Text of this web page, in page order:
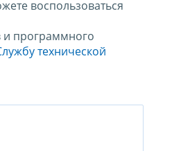
воспользоваться
и программного
технической